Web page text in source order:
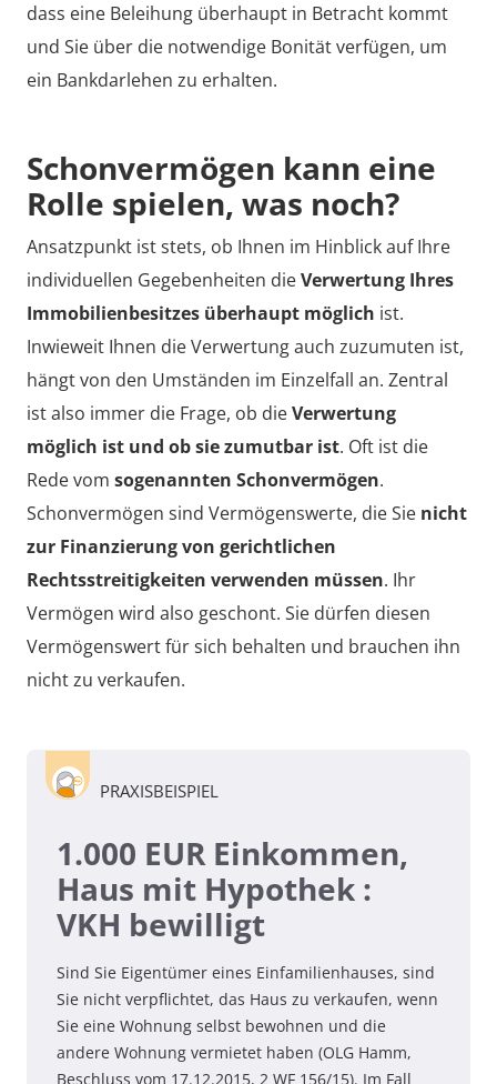
dass eine Beleihung überhaupt in Betracht kommt
und Sie über die notwendige Bonität verfügen, um
ein Bankdarlehen zu erhalten.
Schonvermögen kann eine
Rolle spielen, was noch?
Ansatzpunkt ist stets, ob Ihnen im Hinblick auf Ihre
individuellen Gegebenheiten dieVerwertung Ihres
Immobilienbesitzes überhaupt möglich ist.
Inwieweit Ihnen die Verwertung auch zuzumuten ist,
hängt von den Umständen im Einzelfall an. Zentral
ist also immer die Frage, ob dieVerwertung
möglich ist und ob sie zumutbar ist. Oft ist die
Rede vom sogenannten Schonvermögen.
Schonvermögen sind Vermögenswerte, die Sie nicht
zur Finanzierung von gerichtlichen
Rechtsstreitigkeiten verwenden müssen. Ihr
Vermögen wird also geschont. Sie dürfen diesen
Vermögenswert für sich behalten und brauchen ihn
nicht zu verkaufen.
PRAXISBEISPIEL
1.000 EUR Einkommen,
Haus mit Hypothek :
VKH bewilligt
Sind Sie Eigentümer eines Einfamilienhauses, sind
Sie nicht verpflichtet, das Haus zu verkaufen, wenn
Sie eine Wohnung selbst bewohnen und die
andere Wohnung vermietet haben (OLG Hamm,
Beschluss vom 17.12.2015, 2 WF 156/15). Im Fall